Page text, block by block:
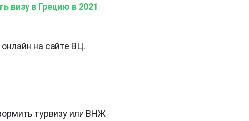
визу в Грецию в 2021
на сайте ВЦ.
турвизу или ВНЖ